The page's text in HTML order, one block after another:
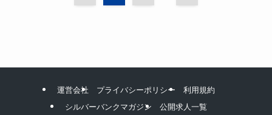
運営会社 プライバシーポリシー
利用規約
シルバーバンクマガジン
公開求人一覧